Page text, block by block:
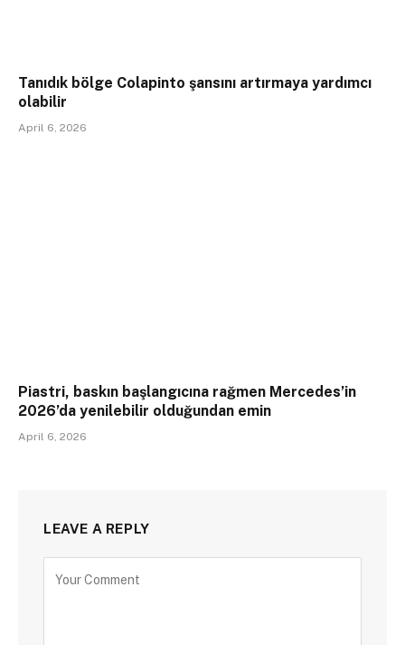
Tanıdık bölge Colapinto şansını artırmaya yardımcı
olabilir
April 6, 2026
Piastri, baskın başlangıcına rağmen Mercedes’in
2026’da yenilebilir olduğundan emin
April 6, 2026
LEAVE A REPLY